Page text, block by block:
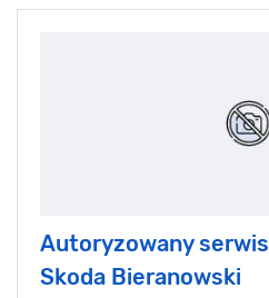
Autoryzowany serwis
Skoda Bieranowski